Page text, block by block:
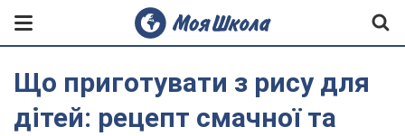
Що приготувати з рису для
дітей: рецепт смачної та